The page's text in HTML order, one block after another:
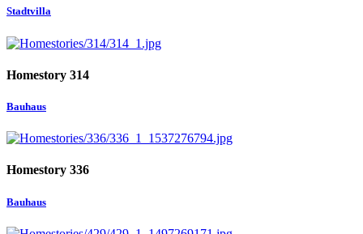
Stadtvilla
Homestory 314
Bauhaus
Homestory 336
Bauhaus